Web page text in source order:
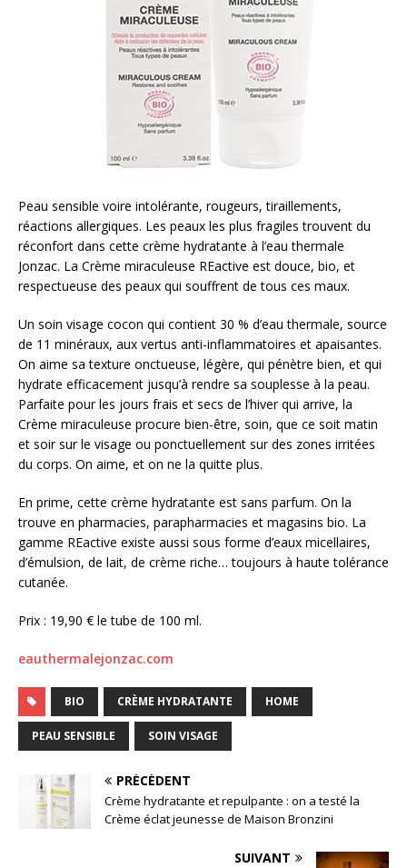
Peau sensible voire intolérante, rougeurs, tiraillements,
réactions allergiques. Les peaux les plus fragiles trouvent du
réconfort dans cette crème hydratante à l’eau thermale
Jonzac. La Crème miraculeuse REactive est douce, bio, et
respectueuse des peaux qui souffrent de tous ces maux.
Un soin visage cocon qui contient 30 % d’eau thermale, source
de 11 minéraux, aux vertus anti-inflammatoires et apaisantes.
On aime sa texture onctueuse, légère, qui pénètre bien, et qui
hydrate efficacement jusqu’à rendre sa souplesse à la peau.
Parfaite pour les jours frais et secs de l’hiver qui arrive, la
Crème miraculeuse procure bien-être, soin, que ce soit matin
et soir sur le visage ou ponctuellement sur des zones irritées
du corps. On aime, et on ne la quitte plus.
En prime, cette crème hydratante est sans parfum. On la
trouve en pharmacies, parapharmacies et magasins bio. La
gamme REactive existe aussi sous forme d’eaux micellaires,
d’émulsion, de lait, de crème riche… toujours à haute tolérance
cutanée.
Prix : 19,90 € le tube de 100 ml.
eauthermalejonzac.com
BIO CRÈME HYDRATANTE HOME
PEAU SENSIBLE SOIN VISAGE
PRÉCÉDENT
Crème hydratante et repulpante : on a testé la
Crème éclat jeunesse de Maison Bronzini
SUIVANT